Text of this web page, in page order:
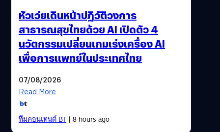
หัวเว่ยเดินหน้าปฏิวัติวงการ
สาธารณสุขไทยด้วย AI เปิดตัว 4
นวัตกรรมเปลี่ยนเกมเร่งเครื่อง AI
เพื่อการแพทย์ในประเทศไทย
07/08/2026
Read More
ทีมคอนเทนต์ BT| 8 hours ago